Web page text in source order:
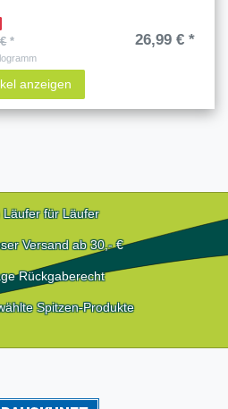
* 26,99 € *
anzeigen
Läufer für Läufer
Versand ab 30,- €
Rückgaberecht
Spitzen-Produkte